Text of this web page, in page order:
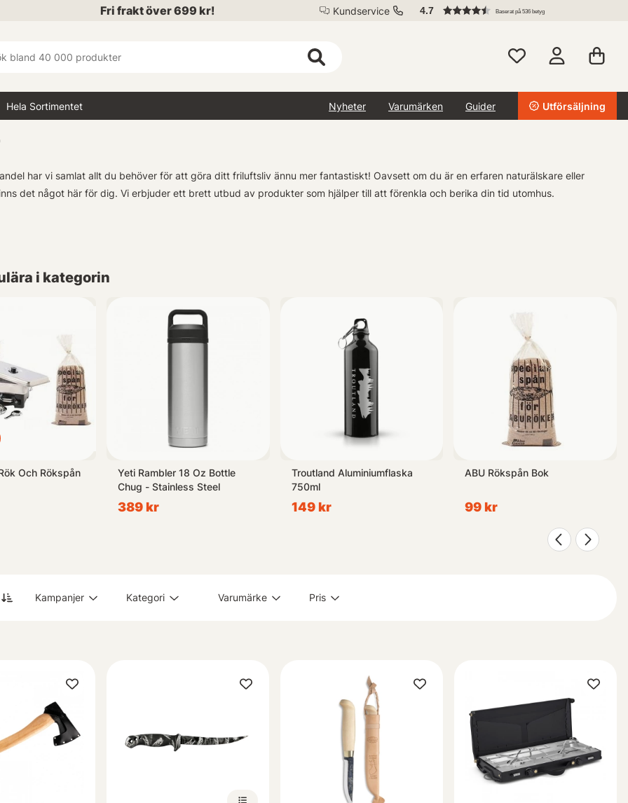
Fri frakt över 699 kr! Kundservice 4.7 Baserat på 536 betyg
Hela Sortimentet Nyheter Varumärken Guider Utförsäljning
har vi samlat allt du behöver för att göra ditt friluftsliv ännu mer fantastiskt! Oavsett om du är en erfaren naturälskare eller
det något här för dig. Vi erbjuder ett brett utbud av produkter som hjälper till att förenkla och berika din tid utomhus.
kommer också finna vad de söker hos oss. Med vårt breda urval av fiskeutrustning kan du ge dig iväg på spännande
Hos oss hittar du även viktiga skyddsprodukter såsom solskyddskläder, myggmedel samt regnkläder när ovädret
dyker upp under utflyktens gång!
är fjällvandring i norr eller picknick i parken nästa helg - se till att vara väl rustad genom vårat sortiment av utomhusprodukter. Vi
dig göra dina friluftsdrömmar till verklighet!
i kategorin
Och Rökspån
Yeti Rambler 18 Oz Bottle
Chug - Stainless Steel
389 kr
Troutland Aluminiumflaska
750ml
149 kr
ABU Rökspån Bok
99 kr
Kampanjer Kategori Varumärke Pris